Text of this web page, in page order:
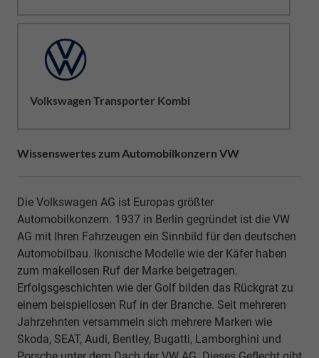
Volkswagen Transporter Kombi
Wissenswertes zum Automobilkonzern VW
Die Volkswagen AG ist Europas größter
Automobilkonzern. 1937 in Berlin gegründet ist die VW
AG mit Ihren Fahrzeugen ein Sinnbild für den deutschen
Automobilbau. Ikonische Modelle wie der Käfer haben
zum makellosen Ruf der Marke beigetragen.
Erfolgsgeschichten wie der Golf bilden das Rückgrat zu
einem beispiellosen Ruf in der Branche. Seit mehreren
Jahrzehnten versammeln sich mehrere Marken wie
Skoda, SEAT, Audi, Bentley, Bugatti, Lamborghini und